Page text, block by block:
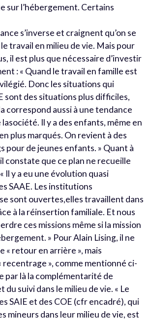
sur l’hébergement. Certains
s’inverse et craignent qu’on se
travail en milieu de vie. Mais pour
il est plus que nécessaire d’investir
: « Quand le travail en famille est
Donc les situations qui
sont des situations plus difficiles,
correspond aussi à une tendance
Il y a des enfants, même en
plus marqués. On revient à des
pour de jeunes enfants. » Quant à
constate que ce plan ne recueille
Il y a eu une évolution quasi
SAAE. Les institutions
sont ouvertes,elles travaillent dans
à la réinsertion familiale. Et nous
ces missions même si la mission
» Pour Alain Lising, il ne
« retour en arrière », mais
recentrage », comme mentionné ci-
par là la complémentarité de
du suivi dans le milieu de vie. « Le
SAIE et des COE (cfr encadré), qui
mineurs dans leur milieu de vie, est